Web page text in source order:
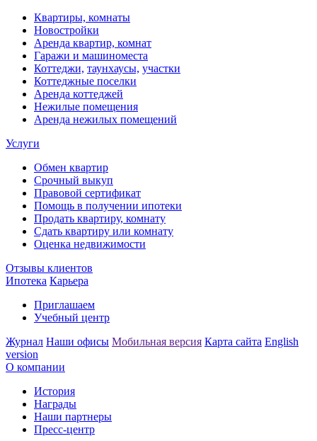
Квартиры, комнаты
Новостройки
Аренда квартир, комнат
Гаражи и машиноместа
Коттеджи, таунхаусы, участки
Коттеджные поселки
Аренда коттеджей
Нежилые помещения
Аренда нежилых помещений
Услуги
Обмен квартир
Срочный выкуп
Правовой сертификат
Помощь в получении ипотеки
Продать квартиру, комнату
Сдать квартиру или комнату
Оценка недвижимости
Отзывы клиентов
Ипотека Карьера
Приглашаем
Учебный центр
Журнал Наши офисы Мобильная версия Карта сайта English
version
О компании
История
Награды
Наши партнеры
Пресс-центр